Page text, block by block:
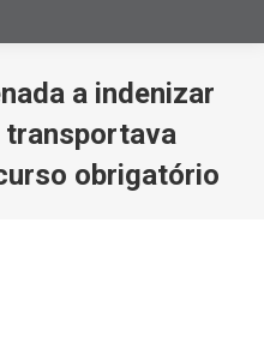
a indenizar
obrigatório